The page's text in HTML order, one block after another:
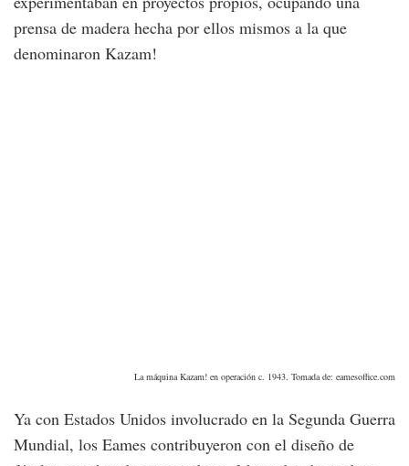
prensa de madera hecha por ellos mismos a la que
denominaron Kazam!
La máquina Kazam! en operación c. 1943. Tomada de: eamesoffice.com
Ya con Estados Unidos involucrado en la Segunda Guerra
Mundial, los Eames contribuyeron con el diseño de